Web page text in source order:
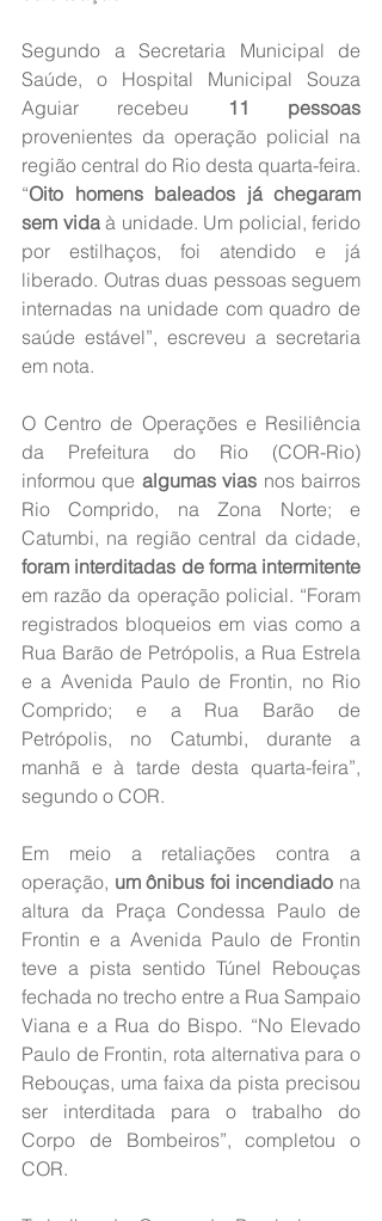
Segundo a Secretaria Municipal de
Saúde, o Hospital Municipal Souza
Aguiar recebeu
11 pessoas
provenientes da operação policial na
região central do Rio desta quarta-feira.
“Oito homens baleados já chegaram
sem vida à unidade. Um policial, ferido
por estilhaços, foi atendido e já
liberado. Outras duas pessoas seguem
internadas na unidade com quadro de
saúde estável”, escreveu a secretaria
em nota.
O Centro de Operações e Resiliência
da Prefeitura do Rio (COR-Rio)
informou que algumas vias nos bairros
Rio Comprido, na Zona Norte; e
foram interditadas de forma intermitente
em razão da operação policial. “Foram
registrados bloqueios em vias como a
Rua Barão de Petrópolis, a Rua Estrela
e a Avenida Paulo de Frontin, no Rio
Comprido; e a Rua Barão de
Petrópolis, no Catumbi, durante a
manhã e à tarde desta quarta-feira”,
segundo o COR.
Em meio a retaliações contra a
operação, um ônibus foi incendiado na
altura da Praça Condessa Paulo de
Frontin e a Avenida Paulo de Frontin
teve a pista sentido Túnel Rebouças
fechada no trecho entre a Rua Sampaio
Viana e a Rua do Bispo. “No Elevado
Paulo de Frontin, rota alternativa para o
Rebouças, uma faixa da pista precisou
ser interditada para o trabalho do
Corpo de Bombeiros”, completou o
COR.